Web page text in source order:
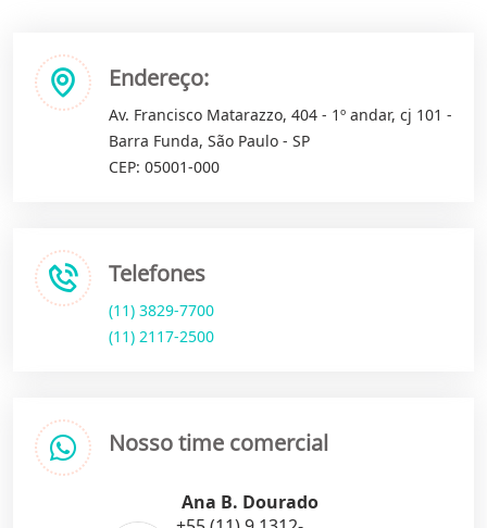
Endereço:
Av. Francisco Matarazzo, 404 - 1º andar, cj 101 -
Barra Funda, São Paulo - SP
CEP: 05001-000
Telefones
(11) 3829-7700
(11) 2117-2500
Nosso time comercial
Ana B. Dourado